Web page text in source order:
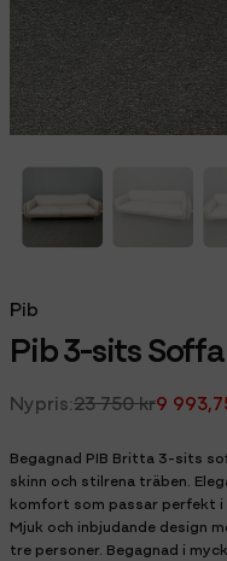
Pib
Pib 3-sits
23 750 kr9
Begagnad PIB Britta 3-sits
skinn och stilrena träben.
komfort som passar perfekt i
Mjuk och inbjudande design
tre personer. Begagnad i